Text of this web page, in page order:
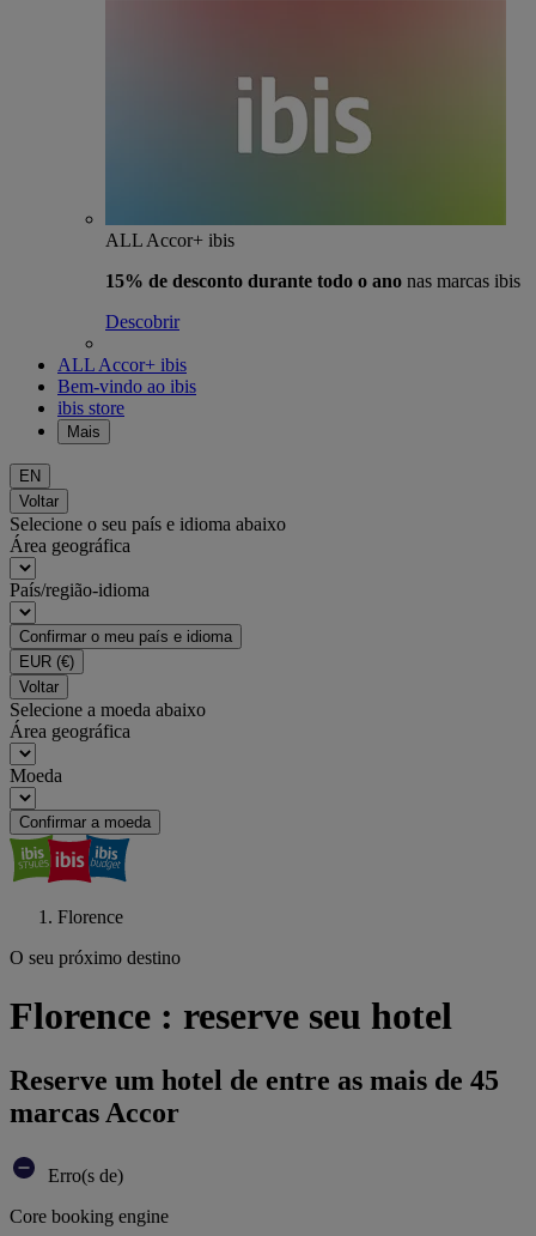
ALL Accor+ ibis
15% de desconto durante todo o ano nas marcas ibis
Descobrir
ALL Accor+ ibis
Bem-vindo ao ibis
ibis store
Mais
EN
Voltar
Selecione o seu país e idioma abaixo
Área geográfica
País/região-idioma
Confirmar o meu país e idioma
EUR (€)
Voltar
Selecione a moeda abaixo
Área geográfica
Moeda
Confirmar a moeda
Florence
O seu próximo destino
Florence : reserve seu hotel
Reserve um hotel de entre as mais de 45
marcas Accor
Erro(s de)
Core booking engine